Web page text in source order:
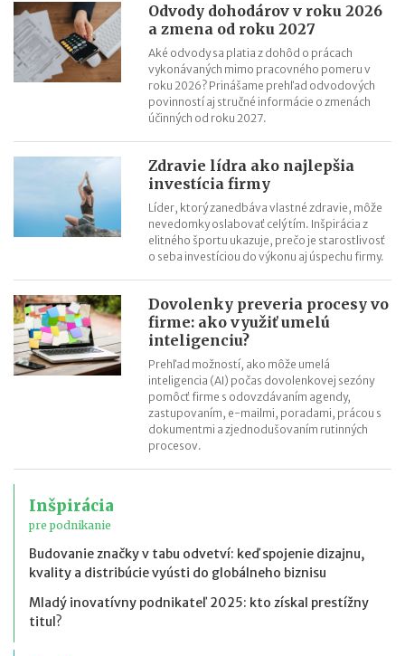
Odvody dohodárov v roku 2026
a zmena od roku 2027
Aké odvody sa platia z dohôd o prácach
vykonávaných mimo pracovného pomeru v
roku 2026? Prinášame prehľad odvodových
povinností aj stručné informácie o zmenách
účinných od roku 2027.
Zdravie lídra ako najlepšia
investícia firmy
Líder, ktorý zanedbáva vlastné zdravie, môže
nevedomky oslabovať celý tím. Inšpirácia z
elitného športu ukazuje, prečo je starostlivosť
o seba investíciou do výkonu aj úspechu firmy.
Dovolenky preveria procesy vo
firme: ako využiť umelú
inteligenciu?
Prehľad možností, ako môže umelá
inteligencia (AI) počas dovolenkovej sezóny
pomôcť firme s odovzdávaním agendy,
zastupovaním, e-mailmi, poradami, prácou s
dokumentmi a zjednodušovaním rutinných
procesov.
Inšpirácia
pre podnikanie
Budovanie značky v tabu odvetví: keď spojenie dizajnu,
kvality a distribúcie vyústi do globálneho biznisu
Mladý inovatívny podnikateľ 2025: kto získal prestížny
titul?